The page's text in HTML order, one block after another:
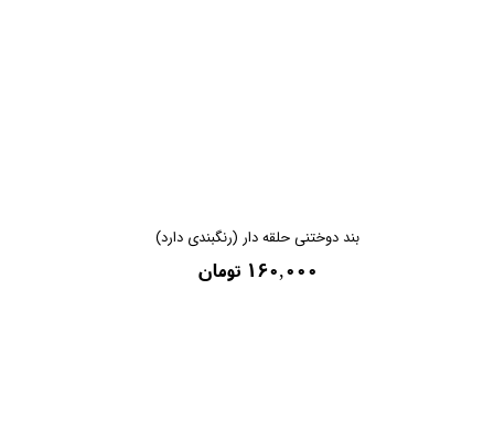
بند دوختنی حلقه دار (رنگبندی دارد)
۱۶۰,۰۰۰ تومان